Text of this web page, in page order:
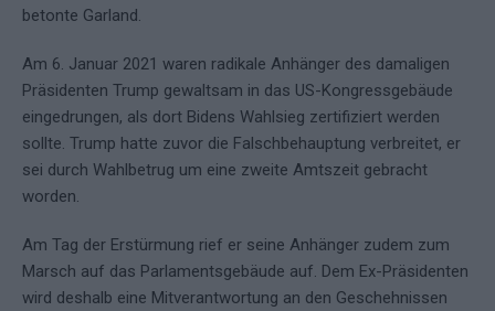
betonte Garland.
Am 6. Januar 2021 waren radikale Anhänger des damaligen
Präsidenten Trump gewaltsam in das US-Kongressgebäude
eingedrungen, als dort Bidens Wahlsieg zertifiziert werden
sollte. Trump hatte zuvor die Falschbehauptung verbreitet, er
sei durch Wahlbetrug um eine zweite Amtszeit gebracht
worden.
Am Tag der Erstürmung rief er seine Anhänger zudem zum
Marsch auf das Parlamentsgebäude auf. Dem Ex-Präsidenten
wird deshalb eine Mitverantwortung an den Geschehnissen